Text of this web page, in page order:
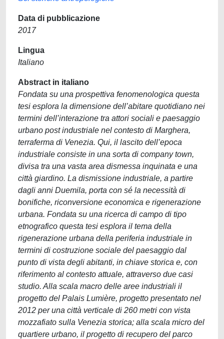
Data di pubblicazione
2017
Lingua
Italiano
Abstract in italiano
Fondata su una prospettiva fenomenologica questa
tesi esplora la dimensione dell’abitare quotidiano nei
termini dell’interazione tra attori sociali e paesaggio
urbano post industriale nel contesto di Marghera,
terraferma di Venezia. Qui, il lascito dell’epoca
industriale consiste in una sorta di company town,
divisa tra una vasta area dismessa inquinata e una
città giardino. La dismissione industriale, a partire
dagli anni Duemila, porta con sé la necessità di
bonifiche, riconversione economica e rigenerazione
urbana. Fondata su una ricerca di campo di tipo
etnografico questa tesi esplora il tema della
rigenerazione urbana della periferia industriale in
termini di costruzione sociale del paesaggio dal
punto di vista degli abitanti, in chiave storica e, con
riferimento al contesto attuale, attraverso due casi
studio. Alla scala macro delle aree industriali il
progetto del Palais Lumière, progetto presentato nel
2012 per una città verticale di 260 metri con vista
mozzafiato sulla Venezia storica; alla scala micro del
quartiere urbano, il progetto di recupero del parco